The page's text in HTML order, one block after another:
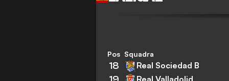
Pos Squadra
18 Real Sociedad B